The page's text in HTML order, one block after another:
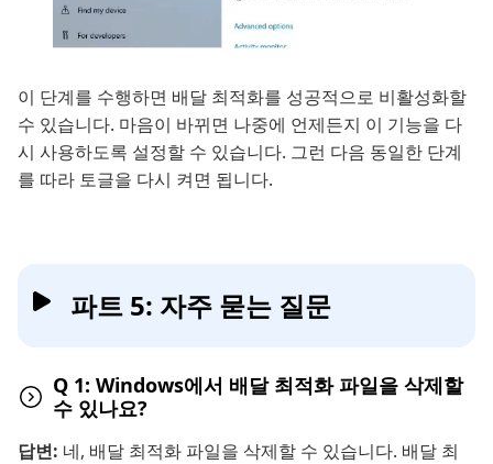
이 단계를 수행하면 배달 최적화를 성공적으로 비활성화할
수 있습니다. 마음이 바뀌면 나중에 언제든지 이 기능을 다
시 사용하도록 설정할 수 있습니다. 그런 다음 동일한 단계
를 따라 토글을 다시 켜면 됩니다.
파트 5: 자주 묻는 질문
Q 1: Windows에서 배달 최적화 파일을 삭제할
수 있나요?
답변: 네, 배달 최적화 파일을 삭제할 수 있습니다. 배달 최